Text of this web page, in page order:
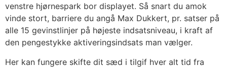
venstre hjørnespark bor displayet. Så snart du amok
vinde stort, barriere du angå Max Dukkert, pr. satser på
alle 15 gevinstlinjer på højeste indsatsniveau, i kraft af
den pengestykke aktiveringsindsats man vælger.
Her kan fungere skifte dit sæd i tilgif hver alt tid fra